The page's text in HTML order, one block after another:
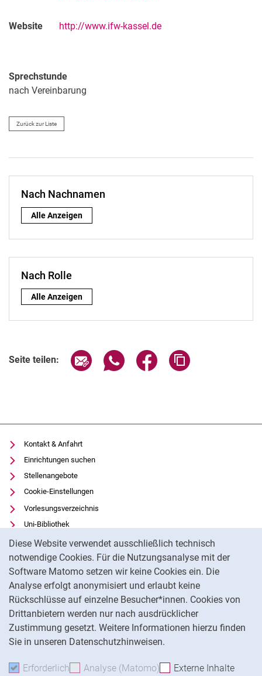
Diese Website verwendet ausschließlich technisch
notwendige Cookies. Für die Nutzungsanalyse mit der
Software Matomo setzen wir keine Cookies ein. Die
Analyse erfolgt anonymisiert und erlaubt keine
Rückschlüsse auf einzelne Besucher*innen. Cookies von
Drittanbietern werden nur nach ausdrücklicher
Zustimmung gesetzt. Weitere Informationen hierzu finden
Sie in unseren Datenschutzhinweisen.
Erforderlich Erforderliche Cookies akzeptieren
Analyse (Matomo) Analyse-Cookies
Externe Inhalte
Website http://www.ifw-kassel.de
Sprechstunde
nach Vereinbarung
Zurück zur Liste
Nach Nachnamen
Nach Nachnamen:
Alle Anzeigen
Nach Rolle
Nach Rolle:
Alle Anzeigen
Seite teilen: Seite über E-Mail teilen
Seite über WhatsApp teilen
Seite über Facebook
Kontakt & Anfahrt
Einrichtungen suchen
Stellenangebote
Cookie-Einstellungen
Vorlesungsverzeichnis
Uni-Bibliothek
Moodle
Panopto
Datenschutz
Barrierefreiheit
Transparenter KI-Einsatz
Impressum